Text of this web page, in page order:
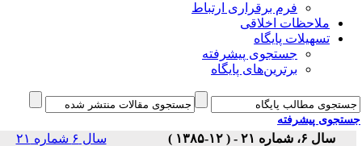
فرم برقراری ارتباط
ملاحظات اخلاقی
تسهیلات پایگاه
جستجوی پیشرفته
برترین‌های پایگاه
پیشرفته
سال ۶، شماره ۲۱ - ( ۱۲-۱۳۸۵ )
سال ۶ شماره ۲۱